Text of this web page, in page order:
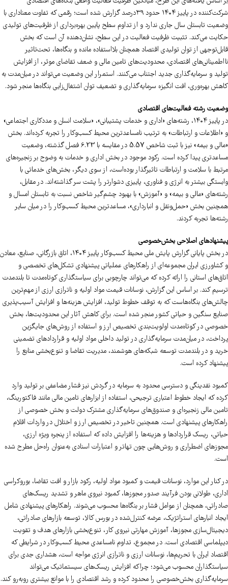
شرکت‌کننده در پاییز ۱۴۰۴ حدود ۳۹درصد گزارش شده است؛ رقمی که تفاوت معناداری با
وضعیت تابستان سال جاری ندارد و از تداوم سطح پایین بهره‌برداری از ظرفیت‌های تولیدی
حکایت می‌کند. تثبیت ظرفیت فعالیت در این سطح، نشان‌دهنده آن است که بخش
قابل‌توجهی از توان تولیدی اقتصاد همچنان بلااستفاده مانده و بنگاه‌ها، تحت‌تاثیر
نااطمینانی‌های اقتصادی، محدودیت‌های تامین مالی و ضعف تقاضای موثر، از افزایش
تولید و سرمایه‌گذاری جدید اجتناب می‌کنند. استمرار این وضعیت می‌تواند در میان‌مدت به
کاهش بهره‌وری، افت انگیزه سرمایه‌گذاری و تضعیف توان اشتغال‌زایی بنگاه‌ها منجر شود.
وضعیت رشته‌ فعالیت‌های اقتصادی
در پاییز ۱۴۰۴، رشته‌های «اداری و خدمات پشتیبانی»، «سلامت انسان و مددکاری اجتماعی»
و «اطلاعات و ارتباطات» به ترتیب نامساعدترین محیط کسب‌وکار را تجربه کرده‌اند. بخش
«مالی و بیمه» نیز با ثبت شاخص 5.57 در مقایسه با 6.23 فصل گذشته، وضعیت
مساعدتری پیدا کرده ‌است. رکود موجود در بخش اداری و خدمات به وضوح بر زنجیره‌های
مرتبط با سلامت و ارتباطات تاثیرگذار بوده‌است، از سوی دیگر، بخش‌های خدماتی با
وابستگی بیشتر به انرژی و فناوری، پاییزی دشوارتر را پشت سر گذاشته‌اند. در مقابل،
رشته‌های «مالی و بیمه» و «آموزش» با بهبود چشم‌گیر شاخص نسبت به تابستان امسال و
همچنین بخش «حمل‌ونقل و انبارداری»، مساعدترین محیط کسب‌وکار را در میان سایر
رشته‌ها تجربه کردند.
پیشنهادهای اصلاحی بخش‌خصوصی
در بخش پایانی گزارش پایش ملی محیط کسب‌وکار پاییز ۱۴۰۴، اتاق بازرگانی، صنایع، معادن
و کشاورزی ایران مجموعه‌ای از راهکارهای عملیاتی پیشنهادی تشکل‌های تخصصی و
اتاق‌های استانی را ارائه کرده که می‌تواند چارچوبی برای سیاستگذاری کوتاه‌مدت تا بلندمدت
ترسیم کند. بر اساس این گزارش، نوسانات قیمت مواد اولیه و ناترازی ارزی از مهم‌ترین
چالش‌های بنگاه‌هاست که به توقف خطوط تولید، افزایش هزینه‌ها و افزایش آسیب‌پذیری
صنایع سنگین و حیاتی کشور منجر شده است. برای کاهش آثار این محدودیت‌ها، بخش
خصوصی در کوتاه‌مدت اولویت‌بندی تخصیص ارز و استفاده از روش‌های جایگزین
پرداخت، در میان‌مدت سرمایه‌گذاری در تولید داخلی مواد اولیه و قراردادهای تضمینی
خرید و در بلندمدت توسعه شبکه‌های هوشمند، مدیریت تقاضا و تنوع‌بخشی منابع را
پیشنهاد کرده است.
کمبود نقدینگی و دسترسی محدود به سرمایه در گردش نیز فشار مضاعفی بر تولید وارد
کرده که ایجاد خطوط اعتباری ترجیحی، استفاده از ابزارهای تامین مالی مانند فاکتورینگ،
تامین مالی زنجیره‌ای و صندوق‌های سرمایه‌گذاری مشترک دولت و بخش خصوصی از
راهکارهای پیشنهادی است. همچنین تاخیر در تخصیص ارز و اختلال در واردات اقلام
حیاتی، ریسک قراردادها و هزینه‌ها را افزایش داده که استفاده از پنجره ویژه ارزی،
مجوزهای اضطراری و روش‌هایی چون تهاتر و اعتبارات اسنادی به‌عنوان راه‌حل مطرح شده
است.
در کنار این موارد، نوسانات قیمت و کمبود مواد اولیه، رکود بازار و افت تقاضا، بوروکراسی
اداری، طولانی بودن فرآیند صدور مجوزها، کمبود نیروی ماهر و تشدید ریسک‌های
صادراتی، همچنان از عوامل فشار بر بنگاه‌ها محسوب می‌شوند. راهکارهای پیشنهادی شامل
ایجاد انبارهای استراتژیک، عرضه کنترل‌شده در بورس کالا، توسعه بازارهای صادراتی،
دیجیتال‌سازی مجوزها، آموزش مهارتی نیروی کار، تنوع‌بخشی بازارهای هدف و تقویت
دیپلماسی اقتصادی است. در مجموع، تداوم نامساعدی محیط کسب‌وکار در شرایطی که
اقتصاد ایران با تحریم‌ها، نوسانات ارزی و ناترازی انرژی مواجه است، هشداری جدی برای
سیاستگذاران محسوب می‌شود؛ چراکه افزایش ریسک‌های سیستماتیک می‌تواند
سرمایه‌گذاری بخش‌خصوصی را محدود کرده و رشد اقتصادی را با موانع بیشتری روبه‌رو کند.